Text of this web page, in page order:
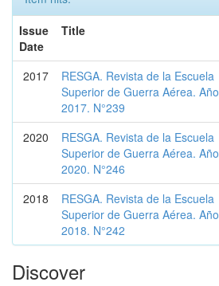
Issue
Date
Title
2017
RESGA. Revista de la Escuela
Superior de Guerra Aérea. Año
2017. N°239
2020
RESGA. Revista de la Escuela
Superior de Guerra Aérea. Año
2020. N°246
2018
RESGA. Revista de la Escuela
Superior de Guerra Aérea. Año
2018. N°242
Discover